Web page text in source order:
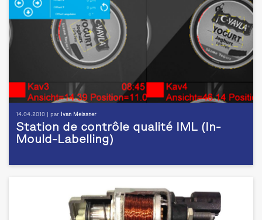
14.04.2010 | par Ivan Meissner
Station de contrôle qualité IML (In-
Mould-Labelling)